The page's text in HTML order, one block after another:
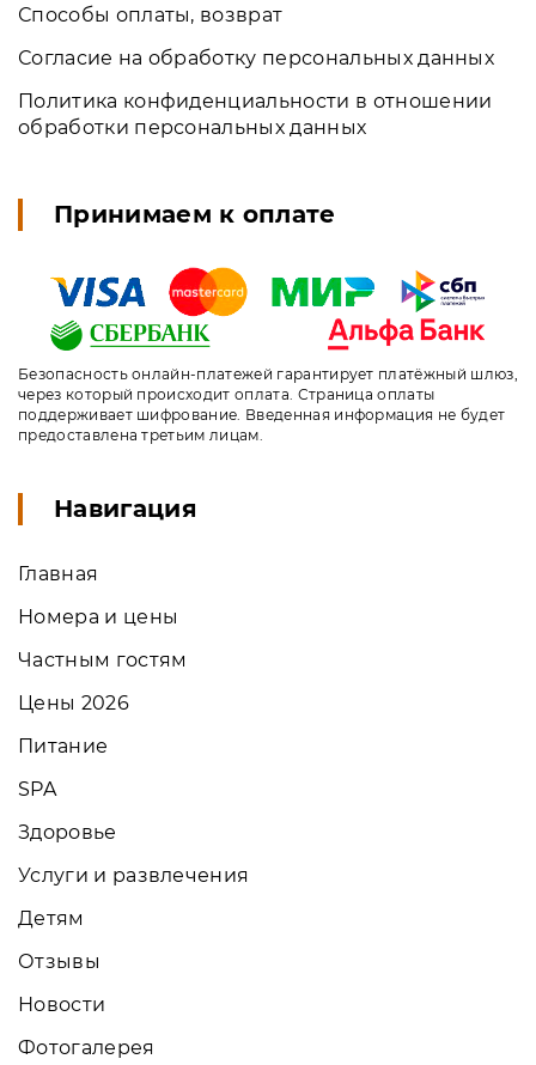
Способы оплаты, возврат
Согласие на обработку персональных данных
Политика конфиденциальности в отношении
обработки персональных данных
Принимаем к оплате
Безопасность онлайн-платежей гарантирует платёжный шлюз,
через который происходит оплата. Страница оплаты
поддерживает шифрование. Введенная информация не будет
предоставлена третьим лицам.
Навигация
Главная
Номера и цены
Частным гостям
Цены 2026
Питание
SPA
Здоровье
Услуги и развлечения
Детям
Отзывы
Новости
Фотогалерея